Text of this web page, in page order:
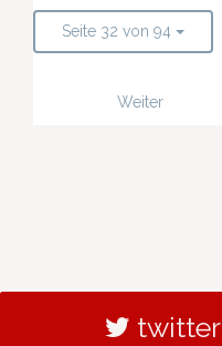
Seite 32 von 94
Weiter
twitter